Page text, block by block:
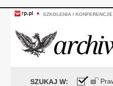
SZKOLENIA I KONFERENCJE
SZUKAJ W: